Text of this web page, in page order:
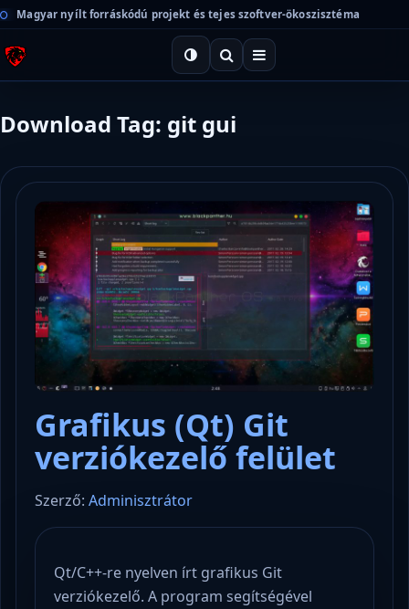
Magyar nyílt forráskódú projekt és tejes szoftver-ökoszisztéma
Download Tag: git gui
Grafikus (Qt) Git
verziókezelő felület
Szerző: Adminisztrátor
Qt/C++-re nyelven írt grafikus Git
verziókezelő. A program segítségével